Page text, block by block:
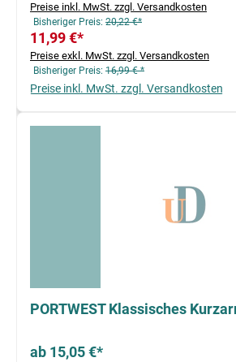
Preise inkl. MwSt. zzgl. Versandkosten
Bisheriger Preis: 20,22 €*
11,99 €*
Preise exkl. MwSt. zzgl. Versandkosten
Bisheriger Preis: 16,99 € *
Preise inkl. MwSt. zzgl. Versandkosten
PORTWEST Klassisches
ab 15,05 €*